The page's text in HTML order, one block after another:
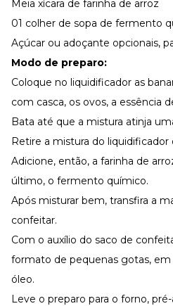
Meia xícara de farinha de arroz
01 colher de sopa de fermento
Açúcar ou adoçante opcionais,
Modo de preparo:
Coloque no liquidificador as
com casca, os ovos, a essência
Bata até que a mistura atinja
Retire a mistura do liquidificador
Adicione, então, a farinha de
último, o fermento químico.
Após misturar bem, transfira a
confeitar.
Com o auxílio do saco de
formato de pequenas gotas,
óleo.
Leve o preparo para o forno,